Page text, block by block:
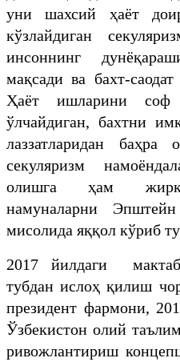
уни шахсий ҳаёт
кўзлайдиган
инсоннинг
мақсади ва бахт-
Ҳаёт ишларини соф
ўлчайдиган, бахтни
лаззатларидан
секуляризм
олишга ҳам
намуналарни
мисолида яққол кўриб
2017 йилдаги
тубдан ислоҳ қилиш
президент фармони,
Ўзбекистон олий
ривожлантириш